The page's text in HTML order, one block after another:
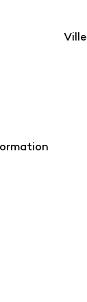
Ville